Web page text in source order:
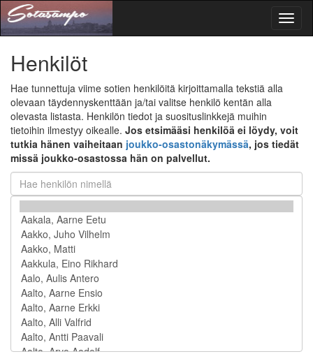
Henkilöt
Hae tunnettuja viime sotien henkilöitä kirjoittamalla tekstiä alla
olevaan täydennyskenttään ja/tai valitse henkilö kentän alla
olevasta listasta. Henkilön tiedot ja suosituslinkkejä muihin
tietoihin ilmestyy oikealle. Jos etsimääsi henkilöä ei löydy, voit
tutkia hänen vaiheitaan joukko-osastonäkymässä, jos tiedät
missä joukko-osastossa hän on palvellut.